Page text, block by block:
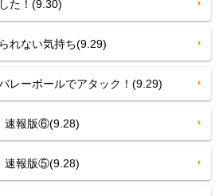
た！(9.30)
ない気持ち(9.29)
ーボールでアタック！(9.29)
報版⑥(9.28)
報版⑤(9.28)